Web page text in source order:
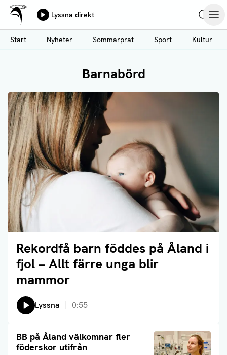
Hoppa
till
huvudinnehåll
Ålands Radio & TV
Lyssna direkt
Start
Nyheter Sommarprat Sport Kultur
Barnabörd
Rekordfå barn föddes på Åland i
fjol – Allt färre unga blir
mammor
Läs artikel
Lyssna 0:55
BB på Åland välkomnar fler
föderskor utifrån
Läs artikel